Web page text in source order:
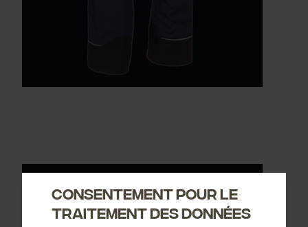
Consentement pour le
traitement des données